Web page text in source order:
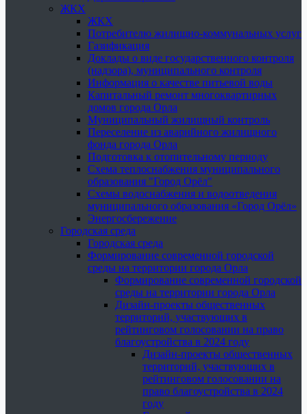
ЖКХ
ЖКХ
Потребителю жилищно-коммунальных услуг
Газификация
Доклады о виде государственного контроля
(надзора), муниципального контроля
Информация о качестве питьевой воды
Капитальный ремонт многоквартирных
домов города Орла
Муниципальный жилищный контроль
Переселение из аварийного жилищного
фонда города Орла
Подготовка к отопительному периоду
Схема теплоснабжения муниципального
образования "Город Орёл"
Схемы водоснабжения и водоотведения
муниципального образования «Город Орёл»
Энергосбережение
Городская среда
Городская среда
Формирование современной городской
среды на территории города Орла
Формирование современной городской
среды на территории города Орла
Дизайн-проекты общественных
территорий, участвующих в
рейтинговом голосовании на право
благоустройства в 2024 году
Дизайн-проекты общественных
территорий, участвующих в
рейтинговом голосовании на
право благоустройства в 2024
году